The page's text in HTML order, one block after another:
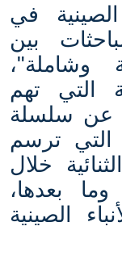
في
بين
وشاملة"،
التي تهم
عن سلسلة
التي ترسم
خلال
وما بعدها،
الصينية